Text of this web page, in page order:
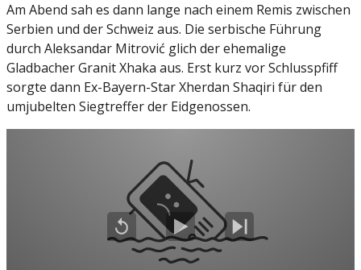
Am Abend sah es dann lange nach einem Remis zwischen
Serbien und der Schweiz aus. Die serbische Führung
durch Aleksandar Mitrović glich der ehemalige
Gladbacher Granit Xhaka aus. Erst kurz vor Schlusspfiff
sorgte dann Ex-Bayern-Star Xherdan Shaqiri für den
umjubelten Siegtreffer der Eidgenossen.